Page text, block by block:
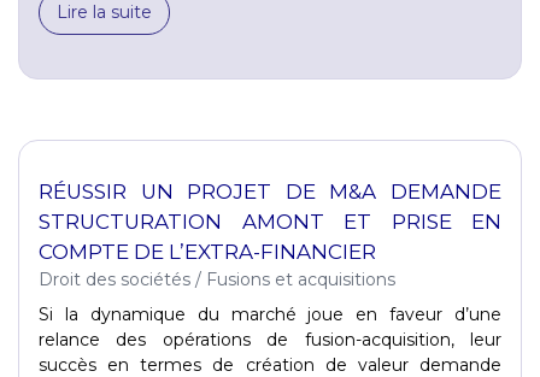
Lire la suite
RÉUSSIR UN PROJET DE M&A DEMANDE
STRUCTURATION AMONT ET PRISE EN
COMPTE DE L’EXTRA-FINANCIER
Droit des sociétés / Fusions et acquisitions
Si la dynamique du marché joue en faveur d’une
relance des opérations de fusion-acquisition, leur
succès en termes de création de valeur demande